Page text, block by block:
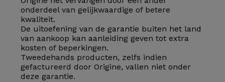
onderdeel van gelijkwaardige of betere
kwaliteit.
De uitoefening van de garantie buiten het land
van aankoop kan aanleiding geven tot extra
kosten of beperkingen.
Tweedehands producten, zelfs indien
gefactureerd door Origine, vallen niet onder
deze garantie.